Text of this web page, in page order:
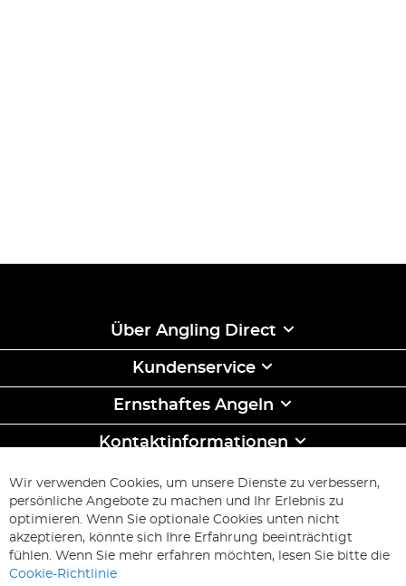
Über Angling Direct
Kundenservice
Ernsthaftes Angeln
Kontaktinformationen
ABONNIEREN & SPAREN
Melden
Sie
unseren
Newsletter
Abonnieren
Wir verwenden Cookies, um unsere Dienste zu verbessern,
persönliche Angebote zu machen und Ihr Erlebnis zu
optimieren. Wenn Sie optionale Cookies unten nicht
akzeptieren, könnte sich Ihre Erfahrung beeinträchtigt
fühlen. Wenn Sie mehr erfahren möchten, lesen Sie bitte die
Cookie-Richtlinie